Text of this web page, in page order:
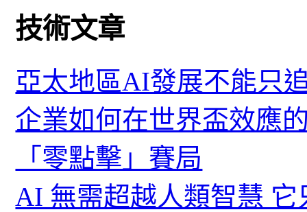
技術文章
亞太地區AI發展不能只
企業如何在世界盃效應
「零點擊」賽局
AI 無需超越人類智慧